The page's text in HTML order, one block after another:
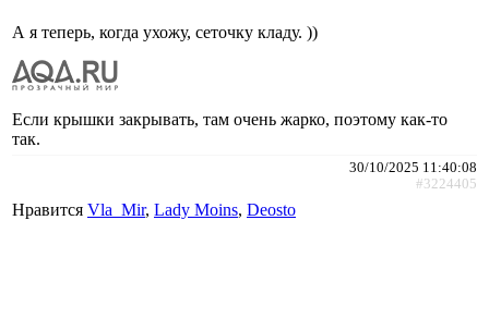
А я теперь, когда ухожу, сеточку кладу. ))
Если крышки закрывать, там очень жарко, поэтому как-то
так.
30/10/2025 11:40:08
#3224405
Нравится Vla_Mir, Lady Moins, Deosto